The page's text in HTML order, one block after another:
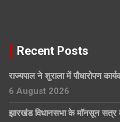
Recent Posts
राज्यपाल ने शुराला में पौधारोपण
6 August 2026
झारखंड विधानसभा के मॉनसून सत्र